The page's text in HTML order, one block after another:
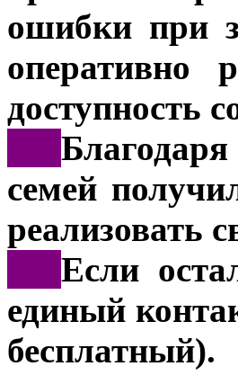
ошибки при
оперативно
доступность
семей
реализовать
Если
единый
бесплатный).